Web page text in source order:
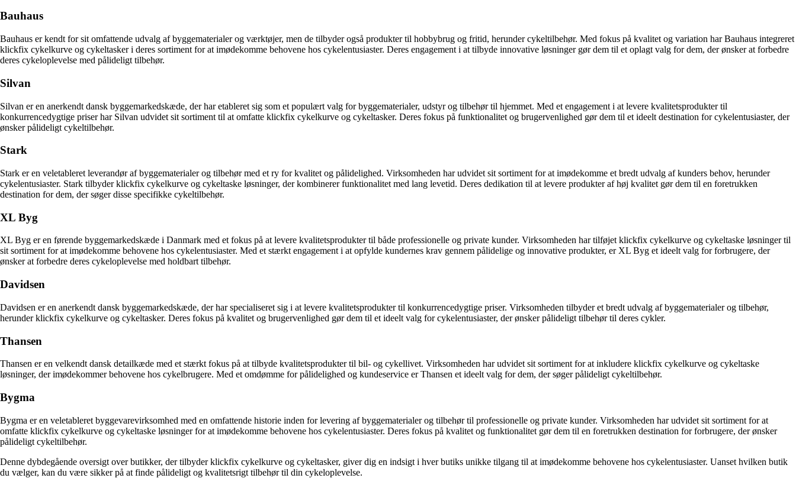
Bauhaus
Bauhaus er kendt for sit omfattende udvalg af byggematerialer og værktøjer, men de tilbyder også produkter til hobbybrug og fritid, herunder cykeltilbehør. Med fokus på kvalitet og variation har Bauhaus integreret
klickfix cykelkurve og cykeltasker i deres sortiment for at imødekomme behovene hos cykelentusiaster. Deres engagement i at tilbyde innovative løsninger gør dem til et oplagt valg for dem, der ønsker at forbedre
deres cykeloplevelse med pålideligt tilbehør.
Silvan
Silvan er en anerkendt dansk byggemarkedskæde, der har etableret sig som et populært valg for byggematerialer, udstyr og tilbehør til hjemmet. Med et engagement i at levere kvalitetsprodukter til
konkurrencedygtige priser har Silvan udvidet sit sortiment til at omfatte klickfix cykelkurve og cykeltasker. Deres fokus på funktionalitet og brugervenlighed gør dem til et ideelt destination for cykelentusiaster, der
ønsker pålideligt cykeltilbehør.
Stark
Stark er en veletableret leverandør af byggematerialer og tilbehør med et ry for kvalitet og pålidelighed. Virksomheden har udvidet sit sortiment for at imødekomme et bredt udvalg af kunders behov, herunder
cykelentusiaster. Stark tilbyder klickfix cykelkurve og cykeltaske løsninger, der kombinerer funktionalitet med lang levetid. Deres dedikation til at levere produkter af høj kvalitet gør dem til en foretrukken
destination for dem, der søger disse specifikke cykeltilbehør.
XL Byg
XL Byg er en førende byggemarkedskæde i Danmark med et fokus på at levere kvalitetsprodukter til både professionelle og private kunder. Virksomheden har tilføjet klickfix cykelkurve og cykeltaske løsninger til
sit sortiment for at imødekomme behovene hos cykelentusiaster. Med et stærkt engagement i at opfylde kundernes krav gennem pålidelige og innovative produkter, er XL Byg et ideelt valg for forbrugere, der
ønsker at forbedre deres cykeloplevelse med holdbart tilbehør.
Davidsen
Davidsen er en anerkendt dansk byggemarkedskæde, der har specialiseret sig i at levere kvalitetsprodukter til konkurrencedygtige priser. Virksomheden tilbyder et bredt udvalg af byggematerialer og tilbehør,
herunder klickfix cykelkurve og cykeltasker. Deres fokus på kvalitet og brugervenlighed gør dem til et ideelt valg for cykelentusiaster, der ønsker pålideligt tilbehør til deres cykler.
Thansen
Thansen er en velkendt dansk detailkæde med et stærkt fokus på at tilbyde kvalitetsprodukter til bil- og cykellivet. Virksomheden har udvidet sit sortiment for at inkludere klickfix cykelkurve og cykeltaske
løsninger, der imødekommer behovene hos cykelbrugere. Med et omdømme for pålidelighed og kundeservice er Thansen et ideelt valg for dem, der søger pålideligt cykeltilbehør.
Bygma
Bygma er en veletableret byggevarevirksomhed med en omfattende historie inden for levering af byggematerialer og tilbehør til professionelle og private kunder. Virksomheden har udvidet sit sortiment for at
omfatte klickfix cykelkurve og cykeltaske løsninger for at imødekomme behovene hos cykelentusiaster. Deres fokus på kvalitet og funktionalitet gør dem til en foretrukken destination for forbrugere, der ønsker
pålideligt cykeltilbehør.
Denne dybdegående oversigt over butikker, der tilbyder klickfix cykelkurve og cykeltasker, giver dig en indsigt i hver butiks unikke tilgang til at imødekomme behovene hos cykelentusiaster. Uanset hvilken butik
du vælger, kan du være sikker på at finde pålideligt og kvalitetsrigt tilbehør til din cykeloplevelse.